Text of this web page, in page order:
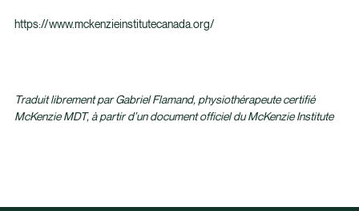
https://www.mckenzieinstitutecanada.org/
Traduit librement par Gabriel Flamand, physiothérapeute certifié
McKenzie MDT, à partir d’un document officiel du McKenzie Institute